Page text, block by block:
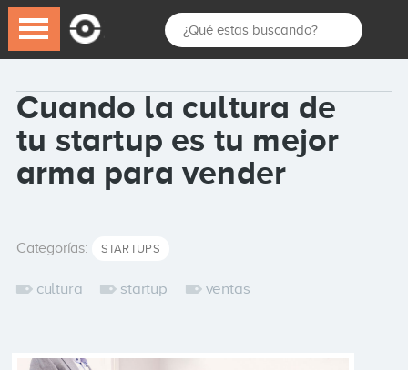
Cuando la cultura de
tu startup es tu mejor
arma para vender
Categorías: STARTUPS
cultura startup ventas